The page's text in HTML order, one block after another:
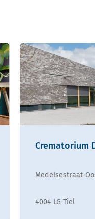
Crematorium
Medelsestraat-
4004 LG Tiel